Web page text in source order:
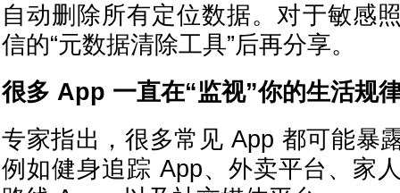
自动删除所有定位数据。对于敏感
信的“元数据清除工具”后再分享。
很多 App 一直在“监视”你的生活规
专家指出，很多常见 App 都可能暴
例如健身追踪 App、外卖平台、家